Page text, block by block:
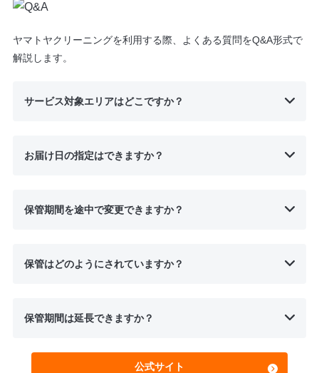
ヤマトヤクリーニングを利用する際、よくある質問をQ&A形式で
解説します。
サービス対象エリアはどこですか？
お届け日の指定はできますか？
保管期間を途中で変更できますか？
保管はどのようにされていますか？
保管期間は延長できますか？
公式サイト